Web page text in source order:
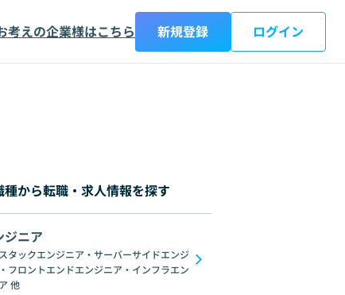
考えの企業様はこちら 新規登録 ログイン
神奈川県 新潟県 富山県 石川県
Microsoft Power Platform Xamarin
種から転職・求人情報を探す
ジニア
タックエンジニア・サーバーサイドエンジ
フロントエンドエンジニア・インフラエン
他